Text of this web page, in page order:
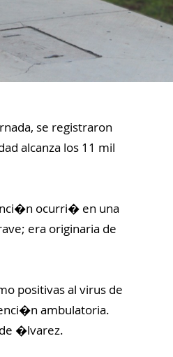
se registraron
alcanza los 11 mil
ocurri� en una
era originaria de
positivas al virus de
ambulatoria.
�lvarez.